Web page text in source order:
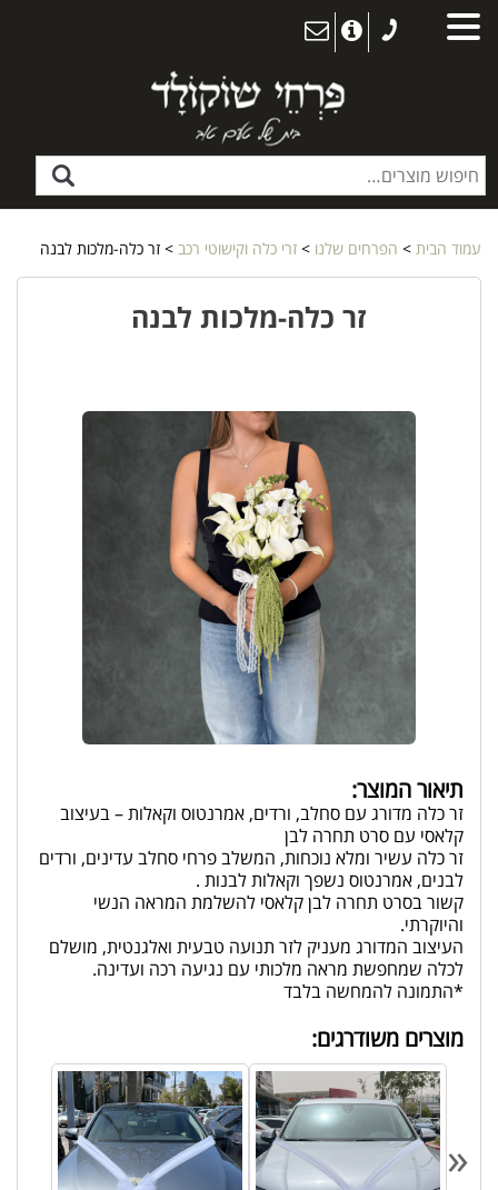
עמוד הבית > הפרחים שלנו > זרי כלה וקישוטי רכב > זר כלה-מלכות לבנה
זר כלה-מלכות לבנה
תיאור המוצר:
זר כלה מדורג עם סחלב, ורדים, אמרנטוס וקאלות – בעיצוב
קלאסי עם סרט תחרה לבן
זר כלה עשיר ומלא נוכחות, המשלב פרחי סחלב עדינים, ורדים
לבנים, אמרנטוס נשפך וקאלות לבנות .
קשור בסרט תחרה לבן קלאסי להשלמת המראה הנשי
והיוקרתי.
העיצוב המדורג מעניק לזר תנועה טבעית ואלגנטית, מושלם
לכלה שמחפשת מראה מלכותי עם נגיעה רכה ועדינה.
*התמונה להמחשה בלבד
מוצרים משודרגים:
«